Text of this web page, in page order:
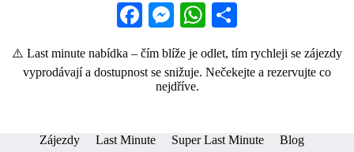
Fa
ce
bo
ok
M
es
se
ng
W
ts
ha
re
⚠️ Last minute nabídka – čím blíže je odlet, tím rychleji se zájezdy
vyprodávají a dostupnost se snižuje. Nečekejte a rezervujte co
nejdříve.
Zájezdy Last Minute Super Last Minute Blog